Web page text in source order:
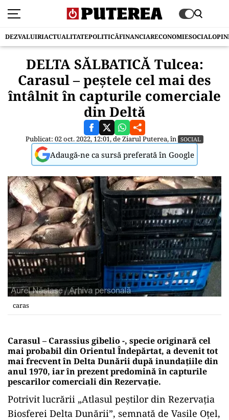
DEZVALUIRIACTUALITATEPOLITICĂFINANCIARECONOMIESOCIAL
DELTA SĂLBATICĂ Tulcea:
Carasul – peştele cel mai des
întâlnit în capturile comerciale
din Deltă
Publicat: 02 oct. 2022, 12:01, deZiarul Puterea, în SOCIAL
Adaugă-ne ca sursă preferată în Google
caras
Carasul – Carassius gibelio -, specie originară cel
mai probabil din Orientul Îndepărtat, a devenit tot
mai frecvent în Delta Dunării după inundaţiile din
anul 1970, iar în prezent predomină în capturile
pescarilor comerciali din Rezervaţie.
Potrivit lucrării „Atlasul peştilor din Rezervaţia
Biosferei Delta Dunării”, semnată de Vasile Oţel,